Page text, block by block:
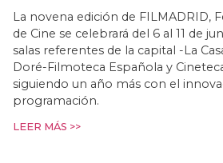
La novena edición de FILMADRID,
de Cine se celebrará del 6 al 11 de
salas referentes de la capital -La
Doré-Filmoteca Española y
siguiendo un año más con el
programación.
LEER MÁS >>